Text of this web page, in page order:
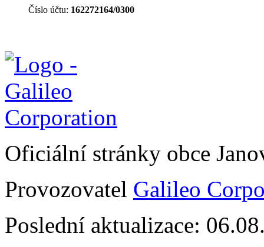
Číslo účtu: 162272164/0300
Oficiální stránky obce
Provozovatel Galileo
Poslední aktualizace: